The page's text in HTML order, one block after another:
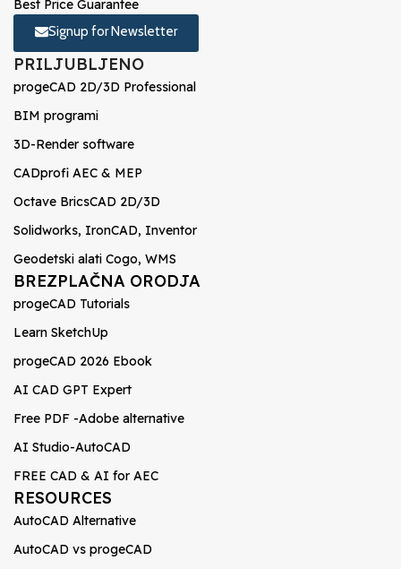
Best Price Guarantee
Signup for Newsletter
PRILJUBLJENO
progeCAD 2D/3D Professional
BIM programi
3D-Render software
CADprofi AEC & MEP
Octave BricsCAD 2D/3D
Solidworks, IronCAD, Inventor
Geodetski alati Cogo, WMS
BREZPLAČNA ORODJA
progeCAD Tutorials
Learn SketchUp
progeCAD 2026 Ebook
AI CAD GPT Expert
Free PDF -Adobe alternative
AI Studio-AutoCAD
FREE CAD & AI for AEC
RESOURCES
AutoCAD Alternative
AutoCAD vs progeCAD